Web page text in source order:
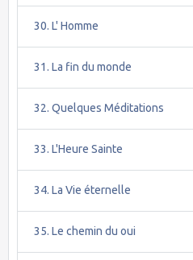
30. L' Homme
31. La fin du monde
32. Quelques Méditations
33. L'Heure Sainte
34. La Vie éternelle
35. Le chemin du oui